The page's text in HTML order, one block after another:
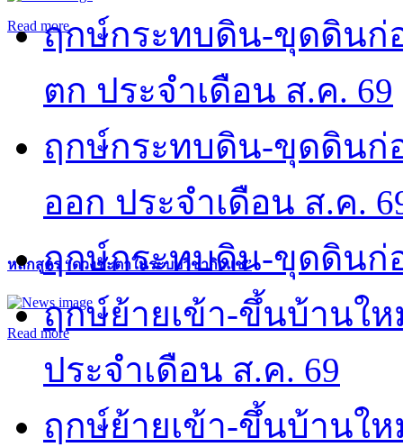
Read more
หลักสูตร “ดวงชะตาในระบบวิชากิวแช”
Read more
ฤกษ์กระทบดิน-ขุดดินก่
ตก ประจำเดือน ส.ค. 69
ฤกษ์กระทบดิน-ขุดดินก่
ออก ประจำเดือน ส.ค.
ฤกษ์กระทบดิน-ขุดดินก่
ฤกษ์ย้ายเข้า-ขึ้นบ้านใ
ประจำเดือน ส.ค. 69
ฤกษ์ย้ายเข้า-ขึ้นบ้านใ